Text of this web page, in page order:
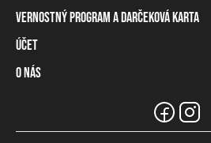
Informácie o doručení
Spôsoby platby
Tabuľka rozmerov
Naše predajne a distribútori
Vernostný program a darčeková karta
Vernostný program
Darčeková karta
Účet
Prihlásenie / registrácia
O nás
Informácie pre predajcov